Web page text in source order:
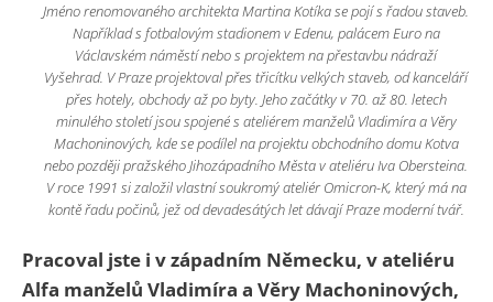
Jméno renomovaného architekta Martina Kotíka se pojí s řadou staveb.
Například s fotbalovým stadionem v Edenu, palácem Euro na
Václavském náměstí nebo s projektem na přestavbu nádraží
Vyšehrad. V Praze projektoval přes třicítku velkých staveb, od kanceláří
přes hotely, obchody až po byty. Jeho začátky v 70. až 80. letech
minulého století jsou spojené s ateliérem manželů Vladimíra a Věry
Machoninových, kde se podílel na projektu obchodního domu Kotva
nebo později pražského Jihozápadního Města v ateliéru Iva Obersteina.
V roce 1991 si založil vlastní soukromý ateliér Omicron-K, který má na
kontě řadu počinů, jež od devadesátých let dávají Praze moderní tvář.
Pracoval jste i v západním Německu, v ateliéru
Alfa manželů Vladimíra a Věry Machoninových,